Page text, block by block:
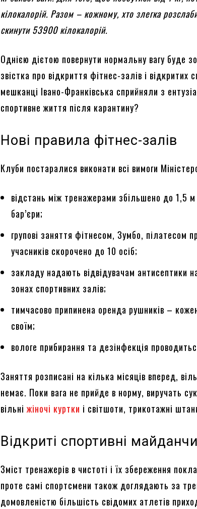
кілокалорій. Разом – кожному, хто злегка
скинути 53900 кілокалорій.
Однією дієтою повернути нормальну вагу буде
звістка про відкриття фітнес-залів і відкритих
мешканці Івано-Франківська сприйняли з
спортивне життя після карантину?
Нові правила фітнес-залів
Клуби постаралися виконати всі вимоги
відстань між тренажерами збільшено до 1,5 м
бар’єри;
групові заняття фітнесом, Зумбо, пілатесом
учасників скорочено до 10 осіб;
закладу надають відвідувачам антисептики
зонах спортивних залів;
тимчасово припинена оренда рушників –
своїм;
вологе прибирання та дезінфекція
Заняття розписані на кілька місяців вперед,
немає. Поки вага не прийде в норму, виручать
вільніжіночі куртки і світшоти, трикотажні
Відкриті спортивні
Зміст тренажерів в чистоті і їх збереження
проте самі спортсмени також доглядають за
домовленістю більшість свідомих атлетів